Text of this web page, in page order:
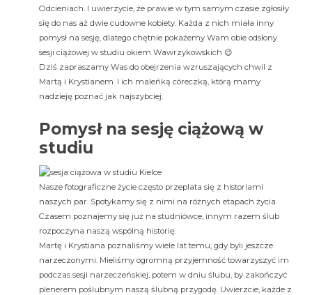
Odcieniach. I uwierzycie, że prawie w tym samym czasie zgłosiły
się do nas aż dwie cudowne kobiety. Każda z nich miała inny
pomysł na sesję, dlatego chętnie pokażemy Wam obie odsłony
sesji ciążowej w studiu okiem Wawrzykowskich 😉
Dziś zapraszamy Was do obejrzenia wzruszających chwil z
Martą i Krystianem. I ich maleńką córeczką, którą mamy
nadzieję poznać jak najszybciej.
Pomysł na sesję ciążową w
studiu
Nasze fotograficzne życie często przeplata się z historiami
naszych par. Spotykamy się z nimi na różnych etapach życia.
Czasem poznajemy się już na studniówce, innym razem ślub
rozpoczyna naszą wspólną historię.
Martę i Krystiana poznaliśmy wiele lat temu, gdy byli jeszcze
narzeczonymi. Mieliśmy ogromną przyjemność towarzyszyć im
podczas sesji narzeczeńskiej, potem w dniu ślubu, by zakończyć
plenerem poślubnym naszą ślubną przygodę. Uwierzcie, każde z